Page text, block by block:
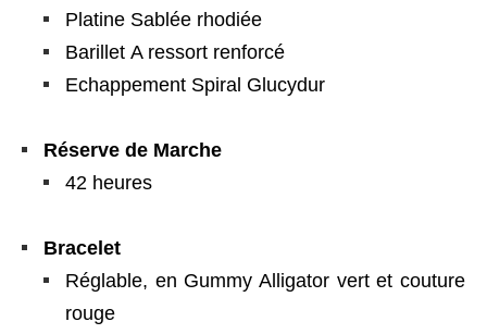
Platine Sablée rhodiée
Barillet A ressort renforcé
Echappement Spiral Glucydur
Réserve de Marche
42 heures
Bracelet
Réglable, en Gummy Alligator vert et couture
rouge